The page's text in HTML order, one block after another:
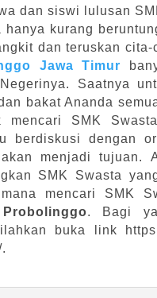
dan siswi lulusan
hanya kurang
dan teruskan
Jawa Timur
Saatnya
bakat Ananda
mencari SMK
berdiskusi dengan
menjadi tujuan.
SMK Swasta
mencari SMK
. Bagi
buka link